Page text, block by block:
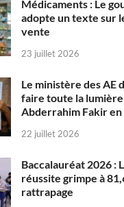
Médicaments : Le
adopte un texte sur
vente
23 juillet 2026
Le ministère des AE
faire toute la
Abderrahim Fakir
22 juillet 2026
Baccalauréat 2026 :
réussite grimpe à
rattrapage